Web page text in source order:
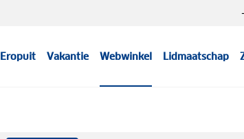
Eropuit Vakantie Webwinkel Lidmaatschap